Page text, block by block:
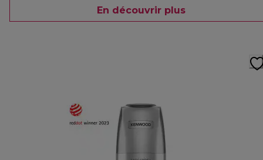
En découvrir plus